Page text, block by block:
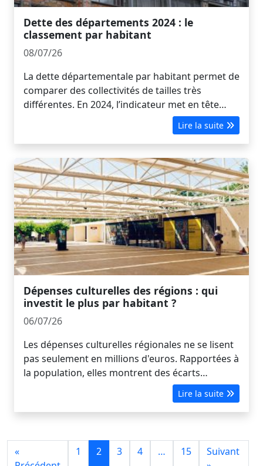
Dette des départements 2024 : le
classement par habitant
08/07/26
La dette départementale par habitant permet de
comparer des collectivités de tailles très
différentes. En 2024, l’indicateur met en tête…
Lire la suite
Dépenses culturelles des régions : qui
investit le plus par habitant ?
06/07/26
Les dépenses culturelles régionales ne se lisent
pas seulement en millions d'euros. Rapportées à
la population, elles montrent des écarts…
Lire la suite
«
1 2 3 4 … 15
Suivant